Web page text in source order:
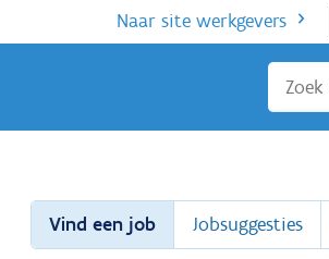
Naar site werkgevers
Sluiten
Vind een job Jobsuggesties